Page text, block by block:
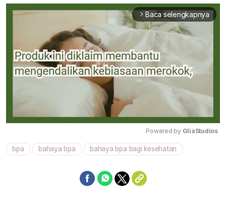
arrow_forward_ios Baca selengkapnya
Powered by GliaStudios
bpa bahaya bpa bahaya bpa bagi kesehatan